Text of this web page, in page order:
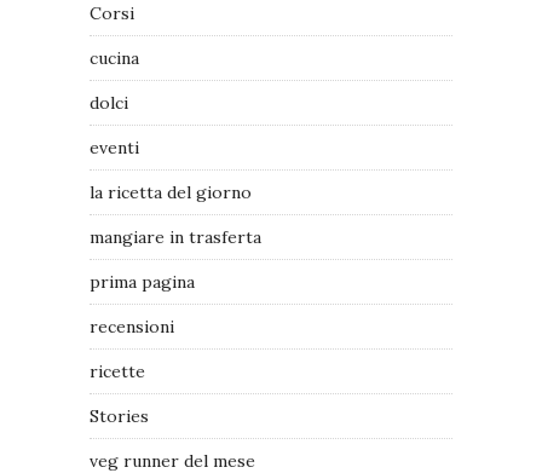
Corsi
cucina
dolci
eventi
la ricetta del giorno
mangiare in trasferta
prima pagina
recensioni
ricette
Stories
veg runner del mese